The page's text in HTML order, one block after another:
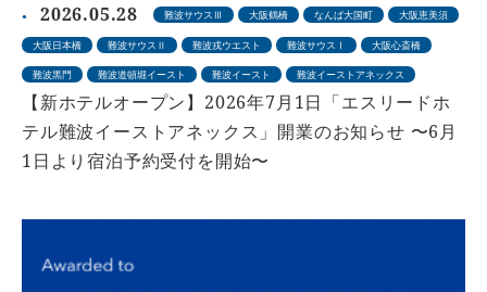
2026.05.28 難波サウスⅢ 大阪鶴橋 なんば大国町 大阪恵美須
大阪日本橋 難波サウスⅡ 難波戎ウエスト 難波サウスⅠ 大阪心斎橋
難波黒門 難波道頓堀イースト 難波イースト 難波イーストアネックス
【新ホテルオープン】2026年7月1日「エスリードホ
テル難波イーストアネックス」開業のお知らせ 〜6月
1日より宿泊予約受付を開始〜